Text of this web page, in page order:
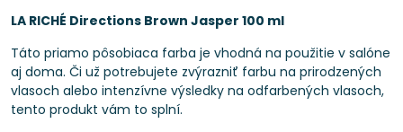
LA RICHÉ Directions Brown Jasper 100 ml
Táto priamo pôsobiaca farba je vhodná na použitie v salóne
aj doma. Či už potrebujete zvýrazniť farbu na prirodzených
vlasoch alebo intenzívne výsledky na odfarbených vlasoch,
tento produkt vám to splní.